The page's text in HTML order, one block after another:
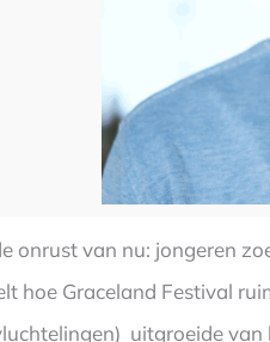
onrust van nu: jongeren
hoe Graceland Festival
uitgroeide